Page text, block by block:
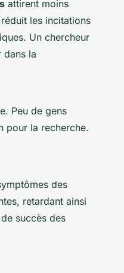
attirent moins
les incitations
Un chercheur
dans la
Peu de gens
pour la recherche.
des
retardant ainsi
succès des